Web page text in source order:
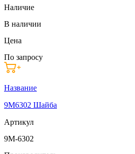
Наличие
В наличии
Цена
По запросу
Название
9M6302 Шайба
Артикул
9M-6302